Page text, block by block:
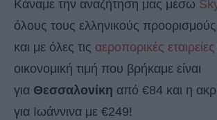
Κάναμε την αναζήτηση μας μέσω
όλους τους ελληνικούς
και με όλες τις αεροπορικές εταιρείες
οικονομική τιμή που βρήκαμε είναι
για Θεσσαλονίκη από €84 και η
για Ιωάννινα με €249!